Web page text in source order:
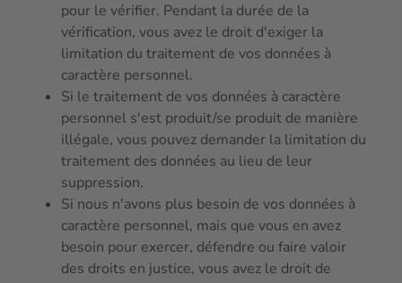
pour le vérifier. Pendant la durée de la
vérification, vous avez le droit d'exiger la
limitation du traitement de vos données à
caractère personnel.
Si le traitement de vos données à caractère
personnel s'est produit/se produit de manière
illégale, vous pouvez demander la limitation du
traitement des données au lieu de leur
suppression.
Si nous n'avons plus besoin de vos données à
caractère personnel, mais que vous en avez
besoin pour exercer, défendre ou faire valoir
des droits en justice, vous avez le droit de